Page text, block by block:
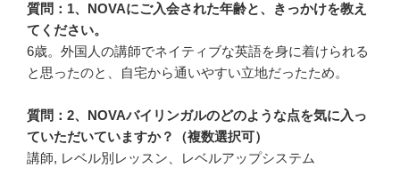
質問：1、NOVAにご入会された年齢と、きっかけを教え
てください。
6歳。外国人の講師でネイティブな英語を身に着けられる
と思ったのと、自宅から通いやすい立地だったため。
質問：2、NOVAバイリンガルのどのような点を気に入っ
ていただいていますか？（複数選択可）
講師, レベル別レッスン、レベルアップシステム